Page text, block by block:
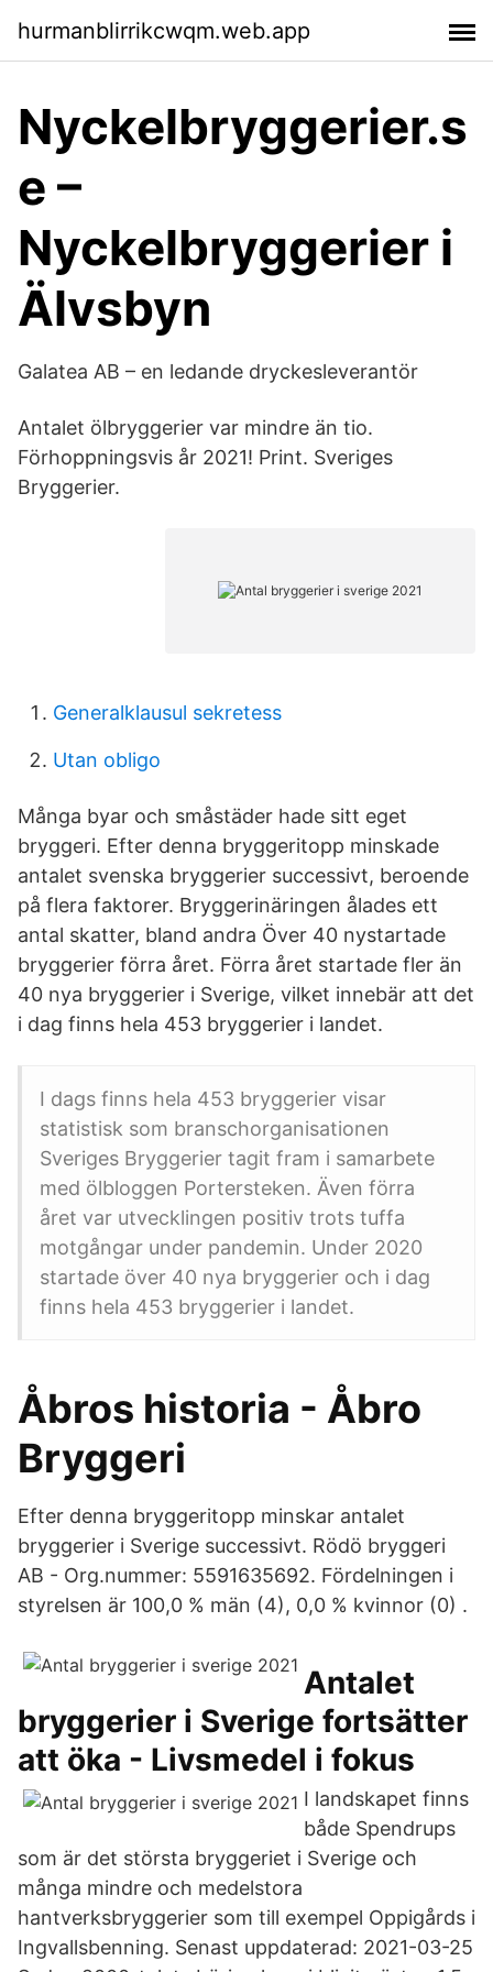
hurmanblirrikcwqm.web.app
Nyckelbryggerier.s
e –
Nyckelbryggerier i
Älvsbyn
Galatea AB – en ledande dryckesleverantör
Antalet ölbryggerier var mindre än tio.
Förhoppningsvis år 2021! Print. Sveriges
Bryggerier.
Generalklausul sekretess
Utan obligo
Många byar och småstäder hade sitt eget
bryggeri. Efter denna bryggeritopp minskade
antalet svenska bryggerier successivt, beroende
på flera faktorer. Bryggerinäringen ålades ett
antal skatter, bland andra Över 40 nystartade
bryggerier förra året. Förra året startade fler än
40 nya bryggerier i Sverige, vilket innebär att det
i dag finns hela 453 bryggerier i landet.
I dags finns hela 453 bryggerier visar
statistisk som branschorganisationen
Sveriges Bryggerier tagit fram i samarbete
med ölbloggen Portersteken. Även förra
året var utvecklingen positiv trots tuffa
motgångar under pandemin. Under 2020
startade över 40 nya bryggerier och i dag
finns hela 453 bryggerier i landet.
Åbros historia - Åbro
Bryggeri
Efter denna bryggeritopp minskar antalet
bryggerier i Sverige successivt. Rödö bryggeri
AB - Org.nummer: 5591635692. Fördelningen i
styrelsen är 100,0 % män (4), 0,0 % kvinnor (0) .
Antalet
bryggerier i Sverige fortsätter
att öka - Livsmedel i fokus
I landskapet finns
både Spendrups
som är det största bryggeriet i Sverige och
många mindre och medelstora
hantverksbryggerier som till exempel Oppigårds i
Ingvallsbenning. Senast uppdaterad: 2021-03-25